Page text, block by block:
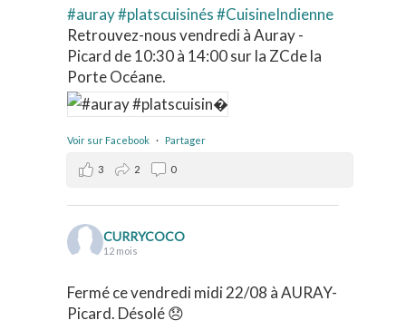
#auray#platscuisinés#CuisineIndienne
Retrouvez-nous vendredi à Auray -
Picard de 10:30 à 14:00 sur la ZCde la
Porte Océane.
Voir sur Facebook · Partager
3 2 0
CURRYCOCO
12 mois
Fermé ce vendredi midi 22/08 à AURAY-
Picard. Désolé 😞